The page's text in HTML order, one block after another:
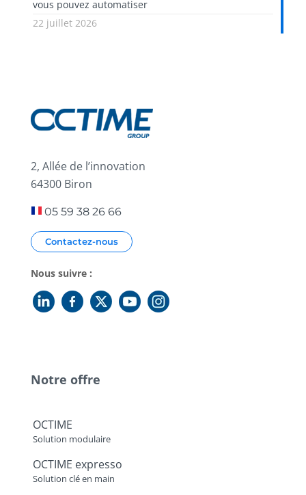
vous pouvez automatiser
22 juillet 2026
2, Allée de l’innovation
64300 Biron
05 59 38 26 66
Contactez-nous
Nous suivre :
Notre offre
OCTIME
Solution modulaire
OCTIME expresso
Solution clé en main